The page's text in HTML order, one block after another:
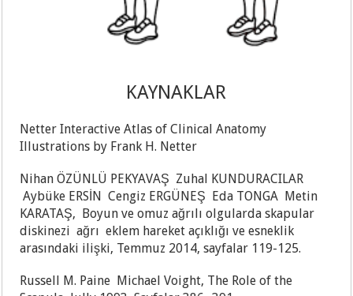
KAYNAKLAR
Netter Interactive Atlas of Clinical Anatomy
Illustrations by Frank H. Netter
Nihan ÖZÜNLÜ PEKYAVAŞ Zuhal KUNDURACILAR
Aybüke ERSİN Cengiz ERGÜNEŞ Eda TONGA Metin
KARATAŞ, Boyun ve omuz ağrılı olgularda skapular
diskinezi ağrı eklem hareket açıklığı ve esneklik
arasındaki ilişki, Temmuz 2014, sayfalar 119-125.
Russell M. Paine Michael Voight, The Role of the